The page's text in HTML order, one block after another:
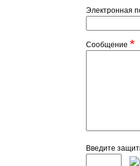
Электронная
Сообщение *
Введите